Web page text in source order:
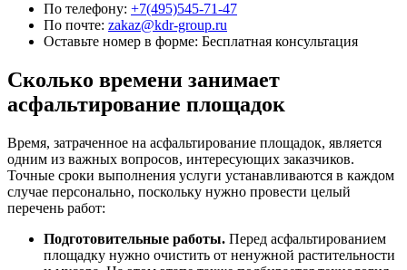
По телефону: +7(495)545-71-47
По почте: zakaz@kdr-group.ru
Оставьте номер в форме: Бесплатная консультация
Сколько времени занимает
асфальтирование площадок
Время, затраченное на асфальтирование площадок, является
одним из важных вопросов, интересующих заказчиков.
Точные сроки выполнения услуги устанавливаются в каждом
случае персонально, поскольку нужно провести целый
перечень работ:
Подготовительные работы. Перед асфальтированием
площадку нужно очистить от ненужной растительности